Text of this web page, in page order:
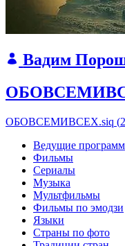
Вадим
ОБОВСЕМИВСЕХ.siq (
Ведущие программ
Фильмы
Сериалы
Музыка
Мультфильмы
Фильмы по эмодзи
Языки
Страны по фото